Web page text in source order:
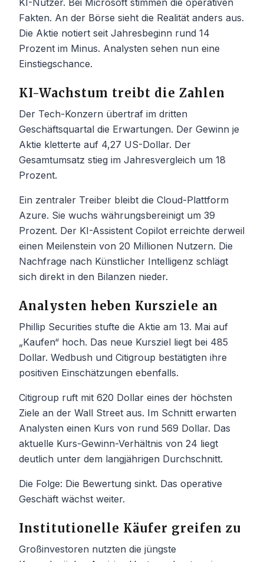
Fakten. An der Börse sieht die Realität anders aus.
Die Aktie notiert seit Jahresbeginn rund 14
Prozent im Minus. Analysten sehen nun eine
Einstiegschance.
KI-Wachstum treibt die Zahlen
Der Tech-Konzern übertraf im dritten
Geschäftsquartal die Erwartungen. Der Gewinn je
Aktie kletterte auf 4,27 US-Dollar. Der
Gesamtumsatz stieg im Jahresvergleich um 18
Prozent.
Ein zentraler Treiber bleibt die Cloud-Plattform
Azure. Sie wuchs währungsbereinigt um 39
Prozent. Der KI-Assistent Copilot erreichte derweil
einen Meilenstein von 20 Millionen Nutzern. Die
Nachfrage nach Künstlicher Intelligenz schlägt
sich direkt in den Bilanzen nieder.
Analysten heben Kursziele an
Phillip Securities stufte die Aktie am 13. Mai auf
„Kaufen“ hoch. Das neue Kursziel liegt bei 485
Dollar. Wedbush und Citigroup bestätigten ihre
positiven Einschätzungen ebenfalls.
Citigroup ruft mit 620 Dollar eines der höchsten
Ziele an der Wall Street aus. Im Schnitt erwarten
Analysten einen Kurs von rund 569 Dollar. Das
aktuelle Kurs-Gewinn-Verhältnis von 24 liegt
deutlich unter dem langjährigen Durchschnitt.
Die Folge: Die Bewertung sinkt. Das operative
Geschäft wächst weiter.
Institutionelle Käufer greifen zu
Großinvestoren nutzten die jüngste